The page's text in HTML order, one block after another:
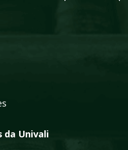
da Univali